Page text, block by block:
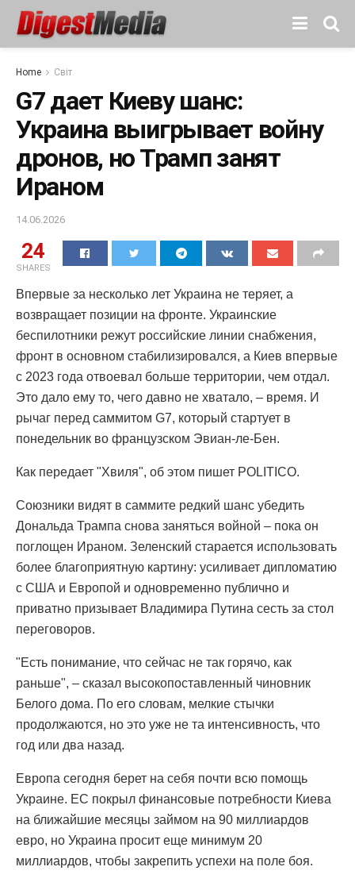
Home Світ
G7 дает Киеву шанс:
Украина выигрывает войну
дронов, но Трамп занят
Ираном
14.06.2026
24
SHARES
Впервые за несколько лет Украина не теряет, а
возвращает позиции на фронте. Украинские
беспилотники режут российские линии снабжения,
фронт в основном стабилизировался, а Киев впервые
с 2023 года отвоевал больше территории, чем отдал.
Это дало ему то, чего давно не хватало, – время. И
рычаг перед саммитом G7, который стартует в
понедельник во французском Эвиан-ле-Бен.
Как передает "Хвиля", об этом пишет POLITICO.
Союзники видят в саммите редкий шанс убедить
Дональда Трампа снова заняться войной – пока он
поглощен Ираном. Зеленский старается использовать
более благоприятную картину: усиливает дипломатию
с США и Европой и одновременно публично и
приватно призывает Владимира Путина сесть за стол
переговоров.
"Есть понимание, что сейчас не так горячо, как
раньше", – сказал высокопоставленный чиновник
Белого дома. По его словам, мелкие стычки
продолжаются, но это уже не та интенсивность, что
год или два назад.
Европа сегодня берет на себя почти всю помощь
Украине. ЕС покрыл финансовые потребности Киева
на ближайшие месяцы займом на 90 миллиардов
евро, но Украина просит еще минимум 20
миллиардов, чтобы закрепить успехи на поле боя.